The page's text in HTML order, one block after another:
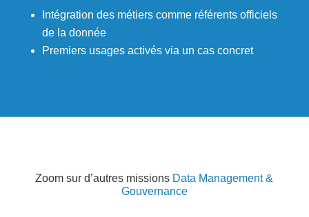
Intégration des métiers comme référents officiels
de la donnée
Premiers usages activés via un cas concret
Zoom sur d’autres missions Data Management &
Gouvernance